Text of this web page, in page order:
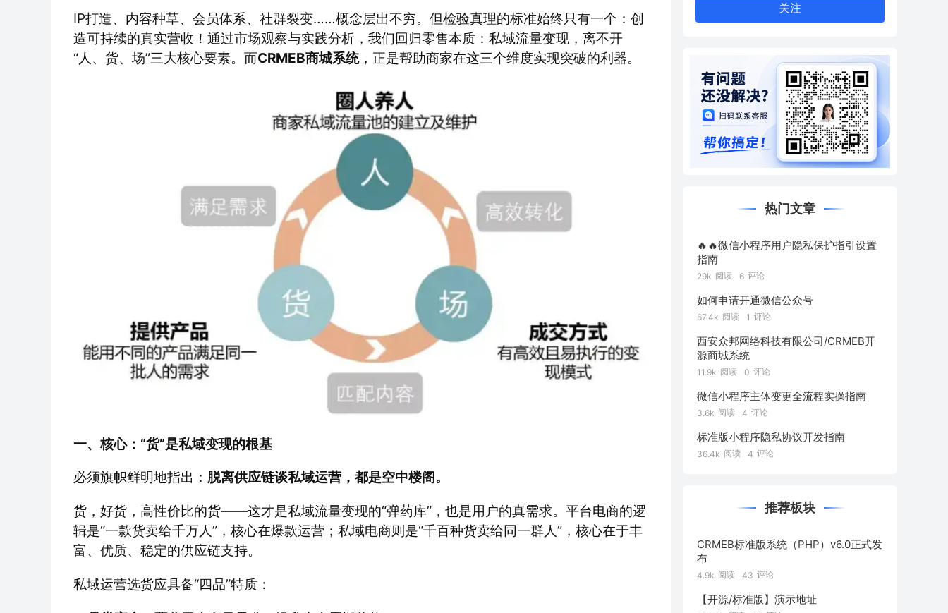
IP打造、内容种草、会员体系、社群裂变……概念层出不穷。但检验真理的标准始终只有一个：创
造可持续的真实营收！通过市场观察与实践分析，我们回归零售本质：私域流量变现，离不开
“人、货、场”三大核心要素。而CRMEB商城系统，正是帮助商家在这三个维度实现突破的利器。
一、核心：“货”是私域变现的根基
必须旗帜鲜明地指出： 脱离供应链谈私域运营，都是空中楼阁。
货，好货，高性价比的货——这才是私域流量变现的“弹药库”，也是用户的真需求。平台电商的逻
辑是“一款货卖给千万人”，核心在爆款运营；私域电商则是“千百种货卖给同一群人”，核心在于丰
富、优质、稳定的供应链支持。
私域运营选货应具备“四品”特质：
关注
热门文章
🔥🔥微信小程序用户隐私保护指引设置
指南
29k 阅读 6 评论
如何申请开通微信公众号
67.4k 阅读 1 评论
西安众邦网络科技有限公司/CRMEB开
源商城系统
11.9k 阅读 0 评论
微信小程序主体变更全流程实操指南
3.6k 阅读 4 评论
标准版小程序隐私协议开发指南
36.4k 阅读 4 评论
推荐板块
CRMEB标准版系统（PHP）v6.0正式发
布
4.9k 阅读 43 评论
【开源/标准版】演示地址